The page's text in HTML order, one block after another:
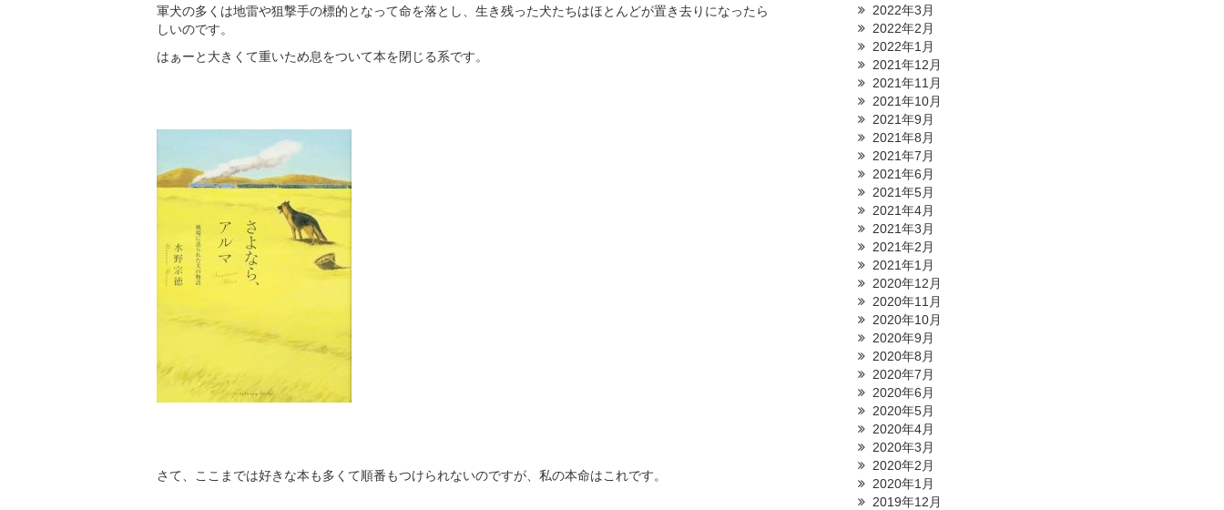
軍犬の多くは地雷や狙撃手の標的となって命を落とし、生き残った犬たちはほとんどが置き去りになったら
しいのです。
はぁーと大きくて重いため息をついて本を閉じる系です。
さて、ここまでは好きな本も多くて順番もつけられないのですが、私の本命はこれです。
2022年3月
2022年2月
2022年1月
2021年12月
2021年11月
2021年10月
2021年9月
2021年8月
2021年7月
2021年6月
2021年5月
2021年4月
2021年3月
2021年2月
2021年1月
2020年12月
2020年11月
2020年10月
2020年9月
2020年8月
2020年7月
2020年6月
2020年5月
2020年4月
2020年3月
2020年2月
2020年1月
2019年12月